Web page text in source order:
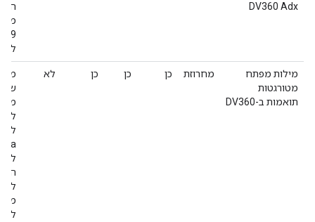
DV360 Adx
מילות מפתח
מטורגטות
תואמות ב-DV360
מחרוזת כן כן כן לא